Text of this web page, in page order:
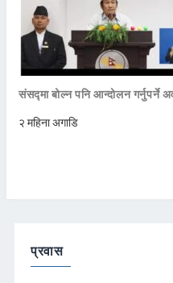
संसद्मा बोल्न पनि आन्दोलन गर्नुपर्ने
२ महिना अगाडि
प्रवास